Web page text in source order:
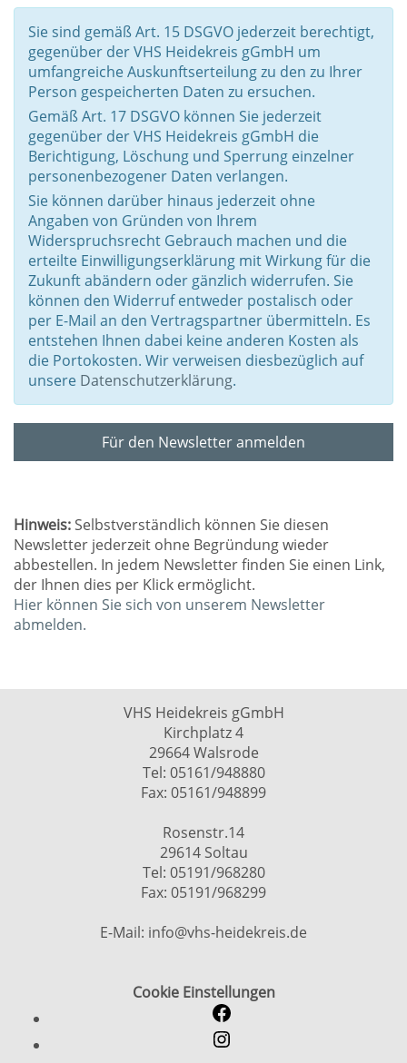
Sie sind gemäß Art. 15 DSGVO jederzeit berechtigt,
gegenüber der VHS Heidekreis gGmbH um
umfangreiche Auskunftserteilung zu den zu Ihrer
Person gespeicherten Daten zu ersuchen.
Gemäß Art. 17 DSGVO können Sie jederzeit
gegenüber der VHS Heidekreis gGmbH die
Berichtigung, Löschung und Sperrung einzelner
personenbezogener Daten verlangen.
Sie können darüber hinaus jederzeit ohne
Angaben von Gründen von Ihrem
Widerspruchsrecht Gebrauch machen und die
erteilte Einwilligungserklärung mit Wirkung für die
Zukunft abändern oder gänzlich widerrufen. Sie
können den Widerruf entweder postalisch oder
per E-Mail an den Vertragspartner übermitteln. Es
entstehen Ihnen dabei keine anderen Kosten als
die Portokosten. Wir verweisen diesbezüglich auf
unsere Datenschutzerklärung.
Für den Newsletter anmelden
Hinweis:Selbstverständlich können Sie diesen
Newsletter jederzeit ohne Begründung wieder
abbestellen. In jedem Newsletter finden Sie einen Link,
der Ihnen dies per Klick ermöglicht.
Hier können Sie sich von unserem Newsletter
abmelden.
VHS Heidekreis gGmbH
Kirchplatz 4
29664 Walsrode
Tel: 05161/948880
Fax: 05161/948899
Rosenstr.14
29614 Soltau
Tel: 05191/968280
Fax: 05191/968299
E-Mail: info@vhs-heidekreis.de
Cookie Einstellungen